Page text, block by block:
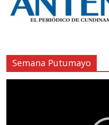
Semana Putumayo